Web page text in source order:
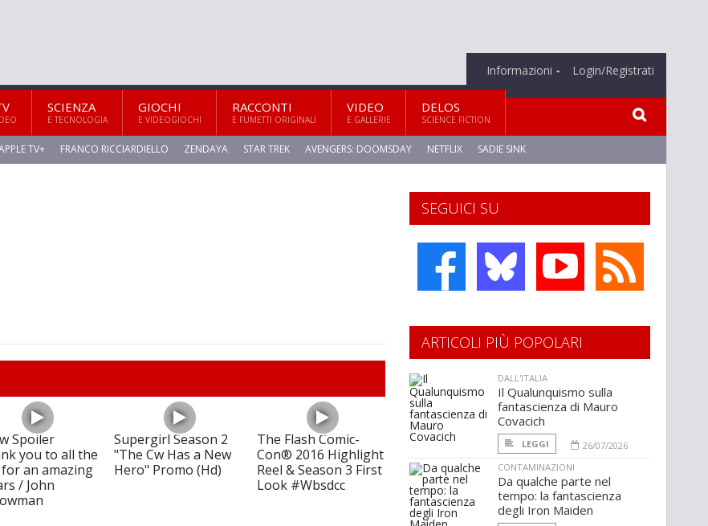
Informazioni Login/Registrati
SCIENZA
E TECNOLOGIA
GIOCHI
E VIDEOGIOCHI
RACCONTI
E FUMETTI ORIGINALI
VIDEO
E GALLERIE
DELOS
SCIENCE FICTION
TV+ FRANCO RICCIARDIELLO ZENDAYA STAR TREK AVENGERS: DOOMSDAY NETFLIX SADIE SINK
Spoiler
you to all the
an amazing
/ John
Supergirl Season 2
"The Cw Has a New
Hero" Promo (Hd)
The Flash Comic-
Con® 2016 Highlight
Reel & Season 3 First
Look #Wbsdcc
SEGUICI SU
ARTICOLI PIÙ POPOLARI
DALL'ITALIA
Il Qualunquismo sulla
fantascienza di Mauro
Covacich
LEGGI
26/07/2026
CONTAMINAZIONI
Da qualche parte nel
tempo: la fantascienza
degli Iron Maiden